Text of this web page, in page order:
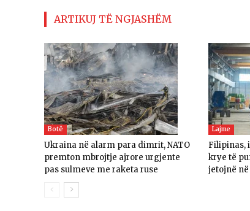
ARTIKUJ TË NGJASHËM
Botë
Ukraina në alarm para dimrit, NATO
premton mbrojtje ajrore urgjente
pas sulmeve me raketa ruse
Lajme
Filipinas,
krye të
jetojnë